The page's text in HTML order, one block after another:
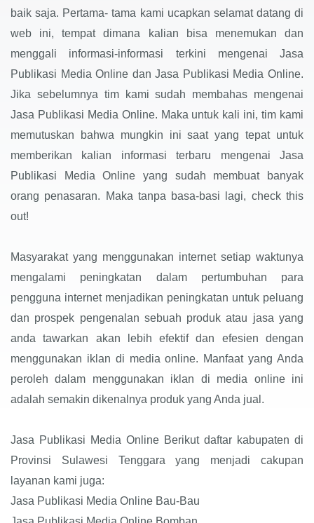
baik saja. Pertama- tama kami ucapkan selamat datang di
web ini, tempat dimana kalian bisa menemukan dan
menggali informasi-informasi terkini mengenai Jasa
Publikasi Media Online dan Jasa Publikasi Media Online.
Jika sebelumnya tim kami sudah membahas mengenai
Jasa Publikasi Media Online. Maka untuk kali ini, tim kami
memutuskan bahwa mungkin ini saat yang tepat untuk
memberikan kalian informasi terbaru mengenai Jasa
Publikasi Media Online yang sudah membuat banyak
orang penasaran. Maka tanpa basa-basi lagi, check this
out!
Masyarakat yang menggunakan internet setiap waktunya
mengalami peningkatan dalam pertumbuhan para
pengguna internet menjadikan peningkatan untuk peluang
dan prospek pengenalan sebuah produk atau jasa yang
anda tawarkan akan lebih efektif dan efesien dengan
menggunakan iklan di media online. Manfaat yang Anda
peroleh dalam menggunakan iklan di media online ini
adalah semakin dikenalnya produk yang Anda jual.
Jasa Publikasi Media Online Berikut daftar kabupaten di
Provinsi Sulawesi Tenggara yang menjadi cakupan
layanan kami juga:
Jasa Publikasi Media Online Bau-Bau